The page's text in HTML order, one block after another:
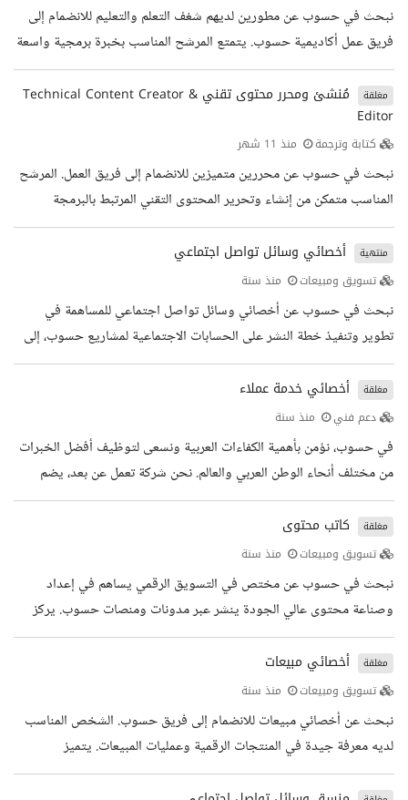
وتنسيق التفاعل بين الأعضاء، وضمان تجربة مميزة تشجع على المشاركة
وتبادل المعرفة بشكل منظم وفعال. المهام الوظيفية إدارة...
نبحث في حسوب عن مطورين لديهم شغف التعلم والتعليم للانضمام إلى
فريق عمل أكاديمية حسوب. يتمتع المرشح المناسب بخبرة برمجية واسعة
ومجال خبرته يتقاطع مع اهتمامات أكاديمية حسوب. يرجى الاطلاع جيدا
على الدورات الموجودة حاليا. سيكون المرشح الناجح مسؤولا عن إنشاء
وإدارة دورات تعليمية عالية الجودة عبر الإنترنت بالتنسيق مع خبراء ضمن
فريق عمل حسوب. المؤهلات والخبرات المطلوبة خبرة برمجية ممتازة
خبرة في إنشاء المحتوى الإلكتروني إجادة اللغة...
مغلقة
مُنشئ ومحرر محتوى تقني Technical Content Creator &
Editor
كتابة وترجمة منذ 11 شهر
نبحث في حسوب عن محررين متميزين للانضمام إلى فريق العمل. المرشح
المناسب متمكن من إنشاء وتحرير المحتوى التقني المرتبط بالبرمجة
وتطوير البرمجيات. سيكون المرشح الناجح مسؤولا عن صياغة مقالات
تعليمية، توثيقات برمجية، وأدلة استخدام، بالإضافة إلى تحرير المحتوى
لضمان جودته ودقته التقنية واللغوية. المهام الوظيفية إنشاء محتوى تقني
عالي الجودة تحرير وتدقيق المحتوى المكتوب لضمان الدقة والوضوح
والتناسق كتابة مقالات تعليمية، توثيقات واجهات برمجة...
منتهية أخصائي وسائل تواصل اجتماعي
تسويق ومبيعات منذ سنة
نبحث في حسوب عن أخصائي وسائل تواصل اجتماعي للمساهمة في
تطوير وتنفيذ خطة النشر على الحسابات الاجتماعية لمشاريع حسوب، إلى
جانب متابعة التفاعل والمشاركة في تحسين الأداء الرقمي عبر مختلف
المنصات. المهام الوظيفية إعداد وتنفيذ خطة النشر على منصات التواصل
الاجتماعي لمشاريع حسوب التعاون مع كتاب المحتوى والمصممين لإنتاج
محتوى متكامل بصيغ متعددة (نصوص، صور، فيديو) التفاعل مع المتابعين
والرد على الاستفسارات متابعة تطورات منصات التواصل...
مغلقة أخصائي خدمة عملاء
دعم فني منذ سنة
في حسوب، نؤمن بأهمية الكفاءات العربية ونسعى لتوظيف أفضل الخبرات
من مختلف أنحاء الوطن العربي والعالم. نحن شركة تعمل عن بعد، يضم
فريقنا أفرادا موزعين على أكثر من 10 دول ويعملون من 35 مدينة
مختلفة، مما يخلق بيئة عمل متنوعة وملهمة. نبحث حاليا عن موظفين
متميزين للانضمام إلى فريق الدعم الفني وخدمة العملاء. المهام الوظيفية
الرد على استفسارات وأسئلة المستخدمين بدقة واحترافية تقديم معلومات
واضحة ومفيدة حول منتجات حسوب إرشاد المستخدمين إلى...
مغلقة كاتب محتوى
تسويق ومبيعات منذ سنة
نبحث في حسوب عن مختص في التسويق الرقمي يساهم في إعداد
وصناعة محتوى عالي الجودة ينشر عبر مدونات ومنصات حسوب. يركز
هذا المحتوى على مجالات التقنية، ريادة الأعمال، العمل الحر، والعمل عن
بعد، ويستهدف جمهورا عربيا واسعا. المهام الوظيفية كتابة محتوى
احترافي يتناسب مع توجهات حسوب والجمهور المستهدف التعاون مع
كتاب المحتوى والمصممين لإنتاج محتوى متكامل بصيغ متعددة (نصوص،
صور، فيديو) تدقيق وتحرير المحتوى لضمان الجودة اللغوية والفنية قبل
مغلقة أخصائي مبيعات
تسويق ومبيعات منذ سنة
نبحث عن أخصائي مبيعات للانضمام إلى فريق حسوب. الشخص المناسب
لديه معرفة جيدة في المنتجات الرقمية وعمليات المبيعات. يتميز
بشخصية استثنائية ويتمتع بمهارات التواصل الفعال والقدرة على بناء